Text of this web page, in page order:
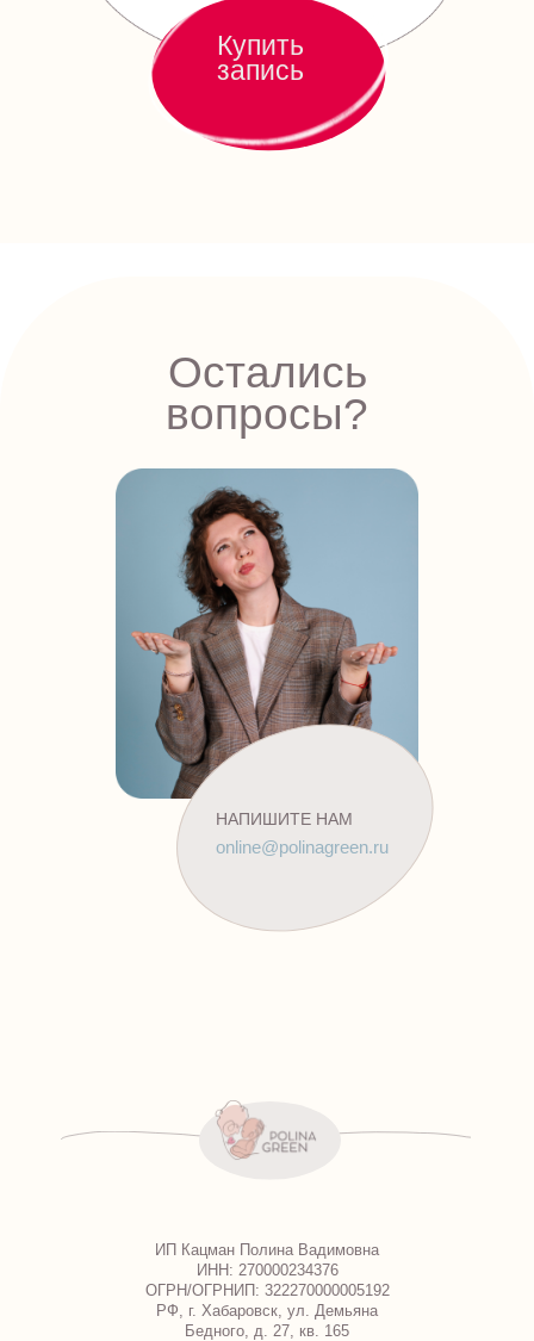
Купить
запись
Остались
вопросы?
НАПИШИТЕ НАМ
online@polinagreen.ru
ИП Кацман Полина Вадимовна
ИНН: 270000234376
ОГРН/ОГРНИП: 322270000005192
РФ, г. Хабаровск, ул. Демьяна
Бедного, д. 27, кв. 165